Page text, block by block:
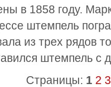
в 1858 году.
штемпель
из трех рядов
штемпель с
Страницы: 1 2 3